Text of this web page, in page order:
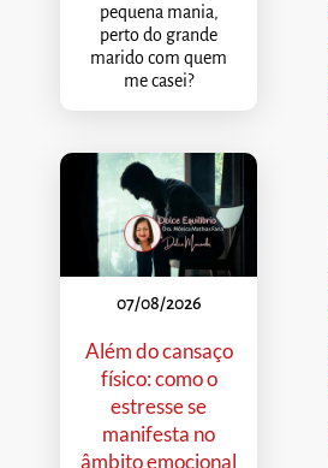
pequena mania,
perto do grande
marido com quem
me casei?
07/08/2026
Além do cansaço
físico: como o
estresse se
manifesta no
âmbito emocional